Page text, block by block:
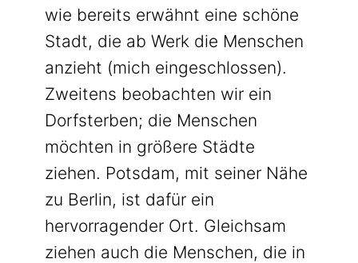
wie bereits erwähnt eine schöne
Stadt, die ab Werk die Menschen
anzieht (mich eingeschlossen).
Zweitens beobachten wir ein
Dorfsterben; die Menschen
möchten in größere Städte
ziehen. Potsdam, mit seiner Nähe
zu Berlin, ist dafür ein
hervorragender Ort. Gleichsam
ziehen auch die Menschen, die in